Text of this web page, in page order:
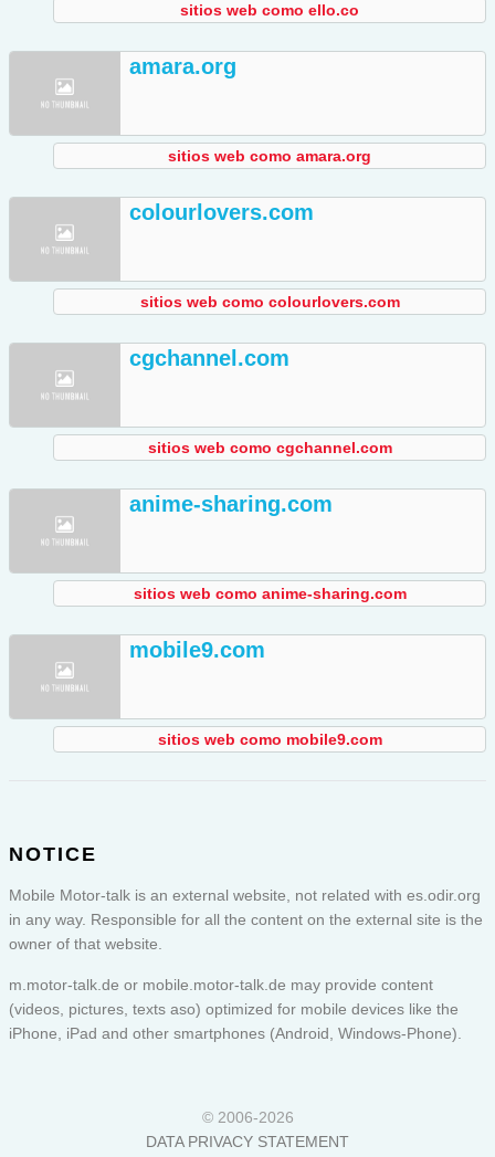
sitios web como ello.co
amara.org
sitios web como amara.org
colourlovers.com
sitios web como colourlovers.com
cgchannel.com
sitios web como cgchannel.com
anime-sharing.com
sitios web como anime-sharing.com
mobile9.com
sitios web como mobile9.com
NOTICE
Mobile Motor-talk is an external website, not related with es.odir.org
in any way. Responsible for all the content on the external site is the
owner of that website.
m.motor-talk.de or mobile.motor-talk.de may provide content
(videos, pictures, texts aso) optimized for mobile devices like the
iPhone, iPad and other smartphones (Android, Windows-Phone).
© 2006-2026
DATA PRIVACY STATEMENT